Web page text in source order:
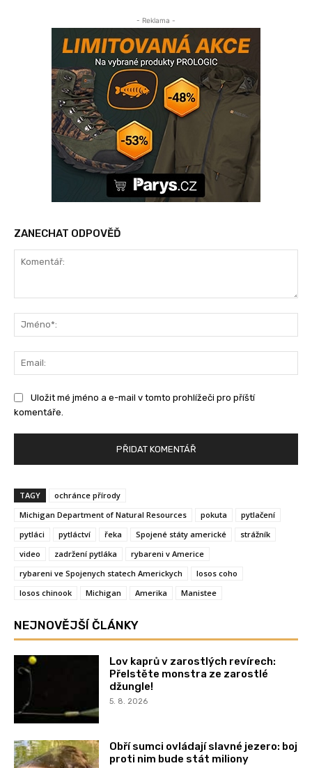
- Reklama -
ZANECHAT ODPOVĚĎ
Uložit mé jméno a e-mail v tomto prohlížeči pro příští
komentáře.
TAGY
ochránce přírody
Michigan Department of Natural Resources
pokuta
pytlačení
pytláci
pytláctví řeka Spojené státy americké
strážník
video
zadržení pytláka
rybareni v Americe
rybareni ve Spojenych statech Americkych
losos coho
losos chinook
Michigan Amerika Manistee
NEJNOVĚJŠÍ ČLÁNKY
Lov kaprů v zarostlých revírech:
Přelstěte monstra ze zarostlé
džungle!
5. 8. 2026
Obří sumci ovládají slavné jezero: boj
proti nim bude stát miliony